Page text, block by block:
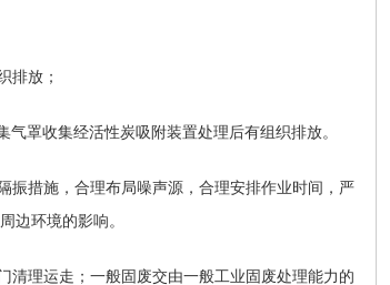
排放；
气罩收集经活性炭吸附装置处理后有组织排放。
振措施，合理布局噪声源，合理安排作业时间，严
边环境的影响。
清理运走；一般固废交由一般工业固废处理能力的